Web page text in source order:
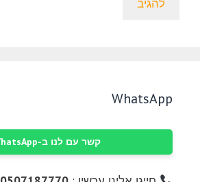
WhatsApp
קשר עם לנו ב-WhatsApp